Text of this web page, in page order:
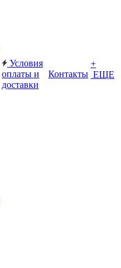
Условия
оплаты и
доставки
Контакты
+
ЕЩЕ